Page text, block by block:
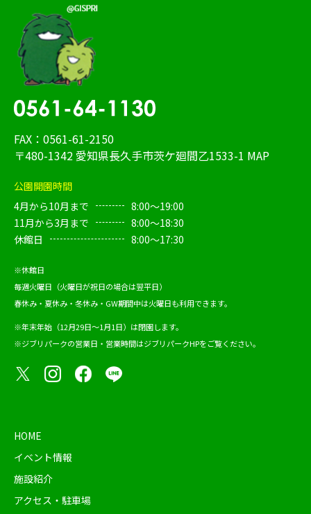
FAX：0561-61-2150
〒480-1342 愛知県長久手市茨ケ廻間乙1533-1 MAP
公園開園時間
4月から10月まで
8:00～19:00
11月から3月まで
8:00～18:30
休館日
8:00～17:30
※休館日
毎週火曜日（火曜日が祝日の場合は翌平日）
春休み・夏休み・冬休み・GW期間中は火曜日も利用できます。
※年末年始（12月29日～1月1日）は閉園します。
※ジブリパークの営業日・営業時間はジブリパークHPをご覧ください。
HOME
イベント情報
施設紹介
アクセス・駐車場